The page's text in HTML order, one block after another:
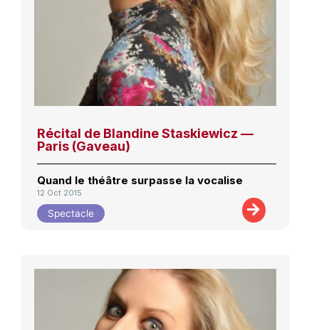
Récital de Blandine Staskiewicz —
Paris (Gaveau)
Quand le théâtre surpasse la vocalise
12 Oct 2015
Spectacle